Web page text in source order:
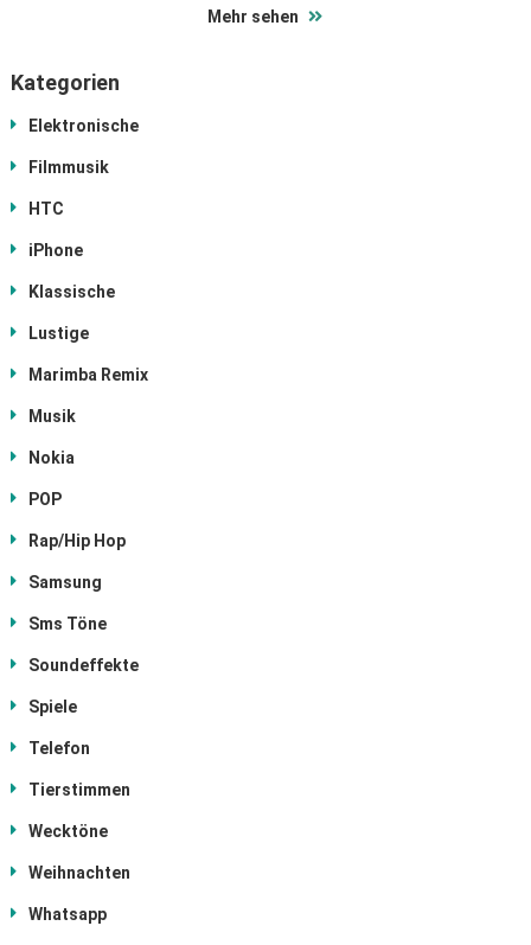
Mehr sehen
Kategorien
Elektronische
Filmmusik
HTC
iPhone
Klassische
Lustige
Marimba Remix
Musik
Nokia
POP
Rap/Hip Hop
Samsung
Sms Töne
Soundeffekte
Spiele
Telefon
Tierstimmen
Wecktöne
Weihnachten
Whatsapp